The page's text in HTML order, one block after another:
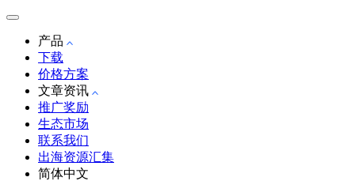
产品
下载
价格方案
文章资讯
推广奖励
生态市场
联系我们
出海资源汇集
简体中文